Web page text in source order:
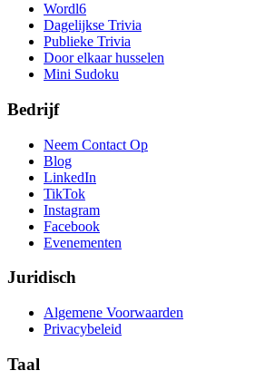
Wordl6
Dagelijkse Trivia
Publieke Trivia
Door elkaar husselen
Mini Sudoku
Bedrijf
Neem Contact Op
Blog
LinkedIn
TikTok
Instagram
Facebook
Evenementen
Juridisch
Algemene Voorwaarden
Privacybeleid
Taal